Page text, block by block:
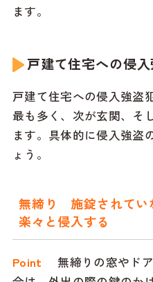
ます。
戸建て住宅への侵
戸建て住宅への侵入強盗
最も多く、次が玄関、そ
ます。具体的に侵入強盗
ょう。
無締り 施錠されてい
楽々と侵入する
Point 無締りの窓やド